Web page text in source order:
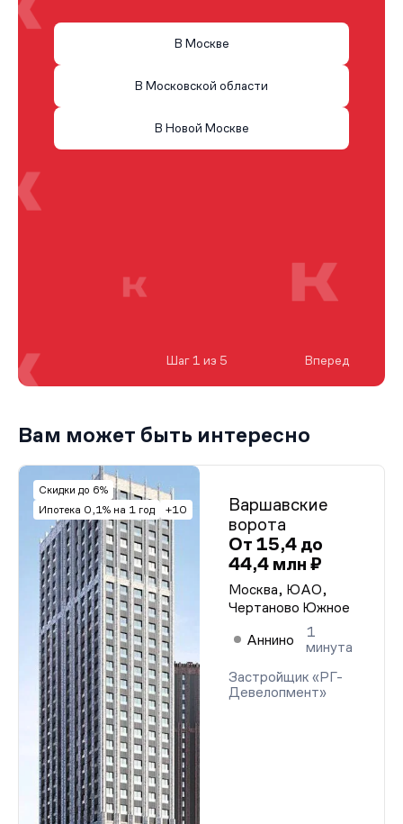
В Москве
В Московской области
В Новой Москве
Шаг 1 из 5 Вперед
Вам может быть интересно
Скидки до 6%
Ипотека 0,1% на 1 год
+10
Варшавские
ворота
От 15,4 до
44,4 млн ₽
Москва, ЮАО,
Чертаново Южное
Аннино
1
минута
Застройщик «РГ-
Девелопмент»